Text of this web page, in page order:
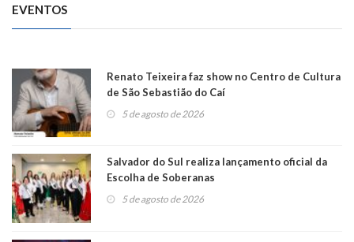
EVENTOS
Renato Teixeira faz show no Centro de Cultura
de São Sebastião do Caí
5 de agosto de 2026
Salvador do Sul realiza lançamento oficial da
Escolha de Soberanas
5 de agosto de 2026